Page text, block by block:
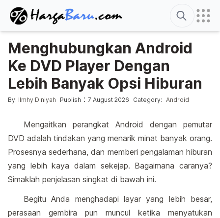
Search
Menghubungkan Android
Ke DVD Player Dengan
Lebih Banyak Opsi Hiburan
Posted by
By: Ilmhy Diniyah Publish : 7 August 2026 Posted in
Category: Android
Mengaitkan perangkat Android dengan pemutar
DVD adalah tindakan yang menarik minat banyak orang.
Prosesnya sederhana, dan memberi pengalaman hiburan
yang lebih kaya dalam sekejap. Bagaimana caranya?
Simaklah penjelasan singkat di bawah ini.
Begitu Anda menghadapi layar yang lebih besar,
perasaan gembira pun muncul ketika menyatukan